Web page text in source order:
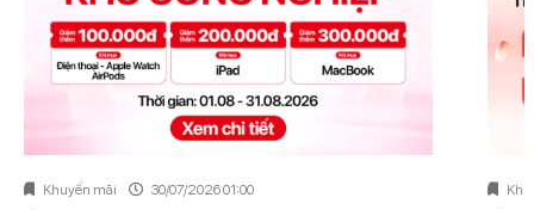
Khuyến mãi 30/07/2026 01:00